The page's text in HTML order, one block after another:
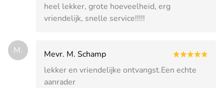
heel lekker, grote hoeveelheid, erg
vriendelijk, snelle service!!!!!
M.
Mevr. M. Schamp
lekker en vriendelijke ontvangst.Een echte
aanrader